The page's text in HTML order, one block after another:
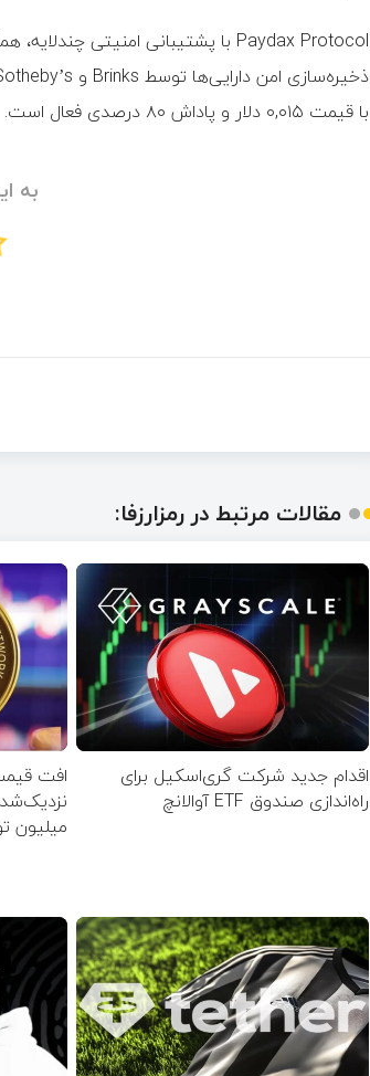
با قیمت ‌۰,۰۱۵ دلار و پاداش ‌۸۰ درصدی فعال است.
به
مقالات مرتبط در رمزارزفا:
اقدام جدید شرکت گری‌اسکیل برای
راه‌اندازی صندوق ETF آوالانچ
افت
میلیون